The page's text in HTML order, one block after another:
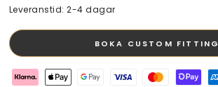
-
-
Leveranstid: 2-4 dagar
BOKA CUSTOM FITTING